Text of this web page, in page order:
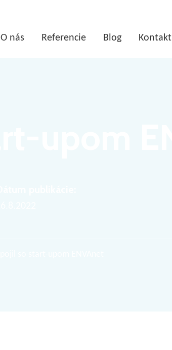
O nás Referencie Blog Kontakt